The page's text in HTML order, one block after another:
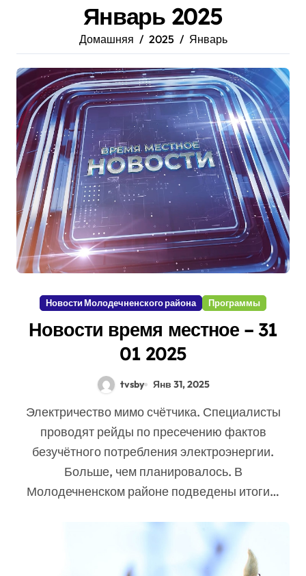
Январь 2025
Домашняя 2025 Январь
Новости Молодечненского района Программы
Новости время местное – 31
01 2025
tvsby Янв 31, 2025
Электричество мимо счётчика. Специалисты
проводят рейды по пресечению фактов
безучётного потребления электроэнергии.
Больше, чем планировалось. В
Молодечненском районе подведены итоги…